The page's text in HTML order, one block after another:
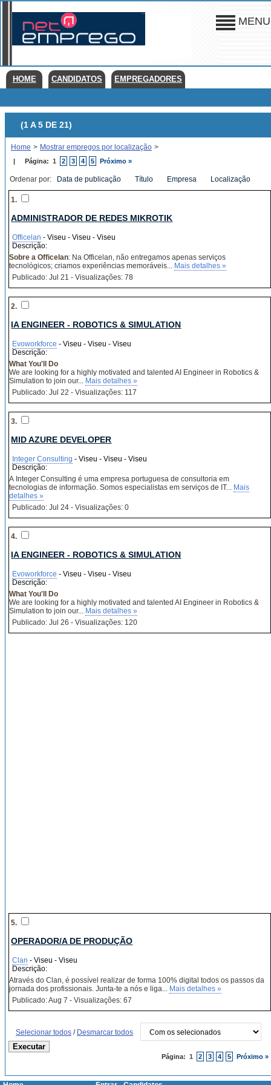
MENU
HOME CANDIDATOS EMPREGADORES
(1 A 5 DE 21)
Home > Mostrar empregos por localização >
| Página: 1 2 3 4 5 Próximo »
Ordenar por: Data de publicação Título Empresa Localização
1.
ADMINISTRADOR DE REDES MIKROTIK
Officelan - Viseu - Viseu - Viseu
Descrição:
Sobre a Officelan: Na Officelan, não entregamos apenas serviços
tecnológicos; criamos experiências memoráveis... Mais detalhes »
Publicado: Jul 21 - Visualizações: 78
2.
IA ENGINEER - ROBOTICS & SIMULATION
Evoworkforce - Viseu - Viseu - Viseu
Descrição:
What You'll Do
We are looking for a highly motivated and talented AI Engineer in Robotics &
Simulation to join our... Mais detalhes »
Publicado: Jul 22 - Visualizações: 117
3.
MID AZURE DEVELOPER
Integer Consulting - Viseu - Viseu - Viseu
Descrição:
A Integer Consulting é uma empresa portuguesa de consultoria em
tecnologias de informação. Somos especialistas em serviços de IT... Mais
detalhes »
Publicado: Jul 24 - Visualizações: 0
4.
IA ENGINEER - ROBOTICS & SIMULATION
Evoworkforce - Viseu - Viseu - Viseu
Descrição:
What You'll Do
We are looking for a highly motivated and talented AI Engineer in Robotics &
Simulation to join our... Mais detalhes »
Publicado: Jul 26 - Visualizações: 120
5.
OPERADOR/A DE PRODUÇÃO
Clan - Viseu - Viseu
Descrição:
Através do Clan, é possível realizar de forma 100% digital todos os passos da
jornada dos profissionais. Junta-te a nós e liga... Mais detalhes »
Publicado: Aug 7 - Visualizações: 67
Selecionar todos / Desmarcar todos
Página: 1 2 3 4 5 Próximo »